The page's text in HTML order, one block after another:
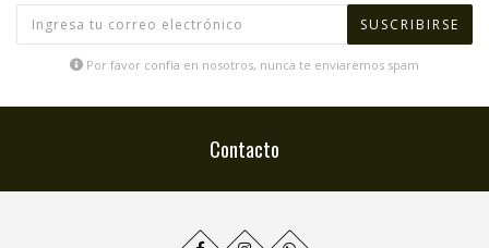
Por favor confía en nosotros, nunca te enviaremos spam
Contacto